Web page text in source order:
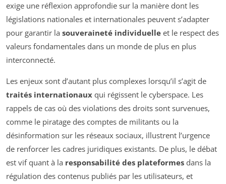
exige une réflexion approfondie sur la manière dont les
législations nationales et internationales peuvent s’adapter
pour garantir la souveraineté individuelle et le respect des
valeurs fondamentales dans un monde de plus en plus
interconnecté.
Les enjeux sont d’autant plus complexes lorsqu’il s’agit de
traités internationaux qui régissent le cyberspace. Les
rappels de cas où des violations des droits sont survenues,
comme le piratage des comptes de militants ou la
désinformation sur les réseaux sociaux, illustrent l’urgence
de renforcer les cadres juridiques existants. De plus, le débat
est vif quant à la responsabilité des plateformes dans la
régulation des contenus publiés par les utilisateurs, et